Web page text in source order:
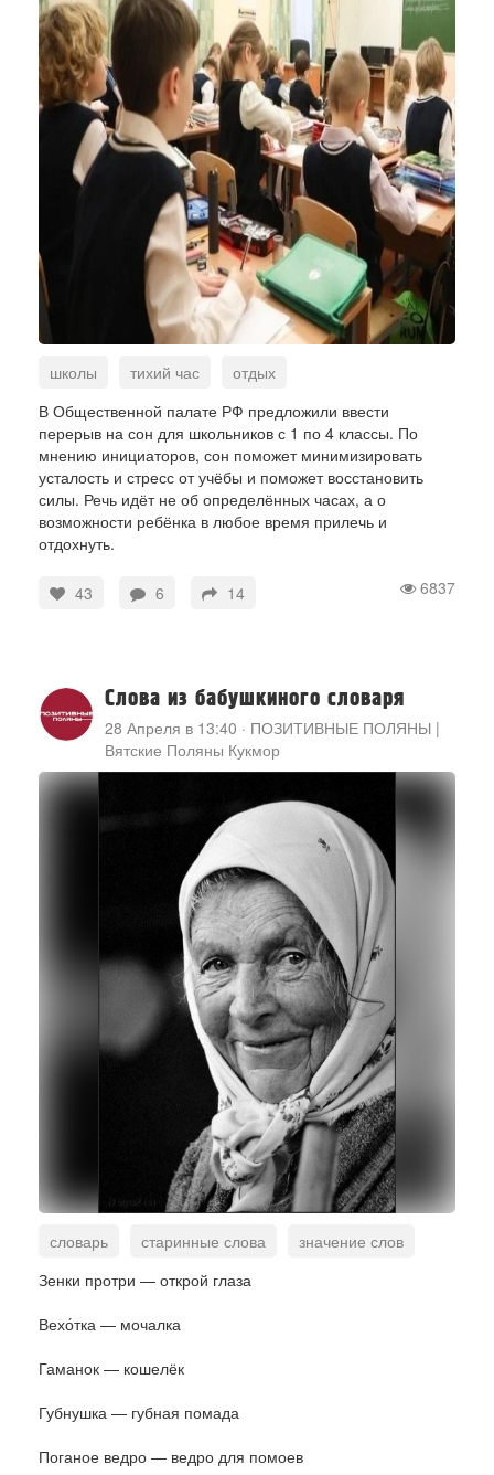
школы тихий час
отдых
Общественная палата РФ
В Общественной палате РФ предложили ввести
перерыв на сон для школьников с 1 по 4 классы. По
мнению инициаторов, сон поможет минимизировать
усталость и стресс от учёбы и поможет восстановить
силы. Речь идёт не об определённых часах, а о
возможности ребёнка в любое время прилечь и
отдохнуть.
6837
43 6 14
Слова из бабушкиного словаря
28 Апреля в 13:40 · ПОЗИТИВНЫЕ ПОЛЯНЫ |
Вятские Поляны Кукмор
словарь старинные слова
значение слов
Зенки протри — открой глаза
Вехо́тка — мочалка
Гаманок — кошелёк
Губнушка — губная помада
Поганое ведро — ведро для помоев